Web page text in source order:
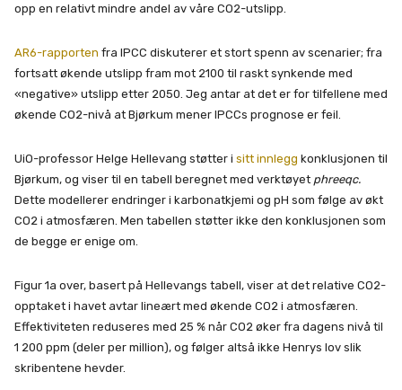
opp en relativt mindre andel av våre CO2-utslipp.
AR6-rapporten fra IPCC diskuterer et stort spenn av scenarier; fra
fortsatt økende utslipp fram mot 2100 til raskt synkende med
«negative» utslipp etter 2050. Jeg antar at det er for tilfellene med
økende CO2-nivå at Bjørkum mener IPCCs prognose er feil.
UiO-professor Helge Hellevang støtter i sitt innlegg konklusjonen til
Bjørkum, og viser til en tabell beregnet med verktøyet phreeqc.
Dette modellerer endringer i karbonatkjemi og pH som følge av økt
CO2 i atmosfæren. Men tabellen støtter ikke den konklusjonen som
de begge er enige om.
Figur 1a over, basert på Hellevangs tabell, viser at det relative CO2-
opptaket i havet avtar lineært med økende CO2 i atmosfæren.
Effektiviteten reduseres med 25 % når CO2 øker fra dagens nivå til
1 200 ppm (deler per million), og følger altså ikke Henrys lov slik
skribentene hevder.